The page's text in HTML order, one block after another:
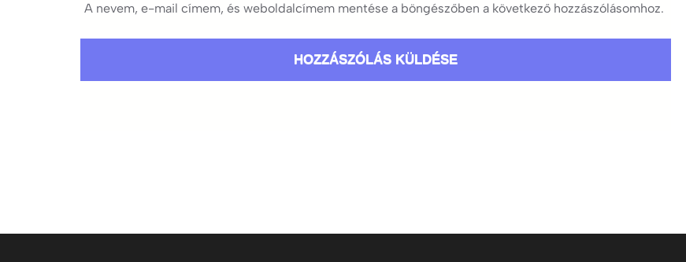
A nevem, e-mail címem, és weboldalcímem mentése a böngészőben a következő hozzászólásomhoz.